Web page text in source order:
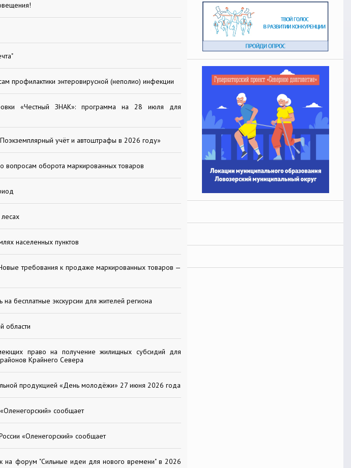
профилактики энтеровирусной (неполио) инфекции
«Честный ЗНАК»: программа на 28 июля для
учёт и автоштрафы в 2026 году»
вопросам оборота маркированных товаров
населенных пунктов
требования к продаже маркированных товаров —
на бесплатные экскурсии для жителей региона
области
право на получение жилищных субсидий для
Крайнего Севера
продукцией «День молодёжи» 27 июня 2026 года
сообщает
«Оленегорский» сообщает
на форум "Сильные идеи для нового времени" в 2026